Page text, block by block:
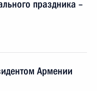
праздника –
Армении